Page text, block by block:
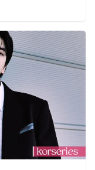
าย Namoo
ซงคัง